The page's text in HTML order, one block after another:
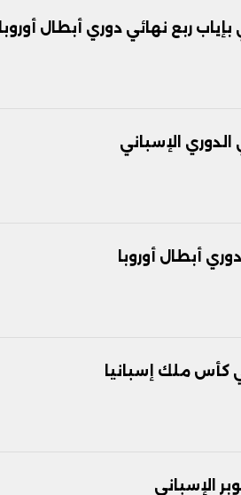
ربع نهائي دوري أبطال أوروبا
الإسباني
أبطال أوروبا
كأس ملك إسبانيا
الإسباني